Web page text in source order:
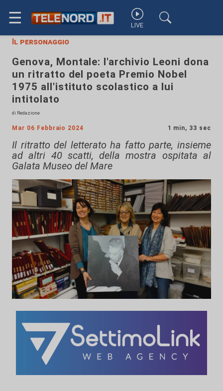
☰ LIVE
Il personaggio
Genova, Montale: l'archivio Leoni dona
un ritratto del poeta Premio Nobel
1975 all'istituto scolastico a lui
intitolato
di Redazione
Mar 06 Febbraio 2024 1 min, 33 sec
Il ritratto del letterato ha fatto parte, insieme
ad altri 40 scatti, della mostra ospitata al
Galata Museo del Mare